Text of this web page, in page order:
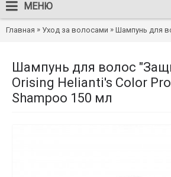
МЕНЮ
Главная » Уход за волосами » Шампунь для
Шампунь для волос
Orising Helianti's Color
Shampoo 150 мл